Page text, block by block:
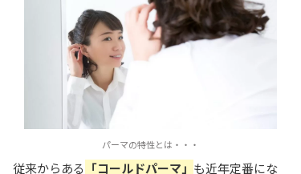
パーマの特性とは・・・
従来からある 「コールドパーマ」 も近年定番にな